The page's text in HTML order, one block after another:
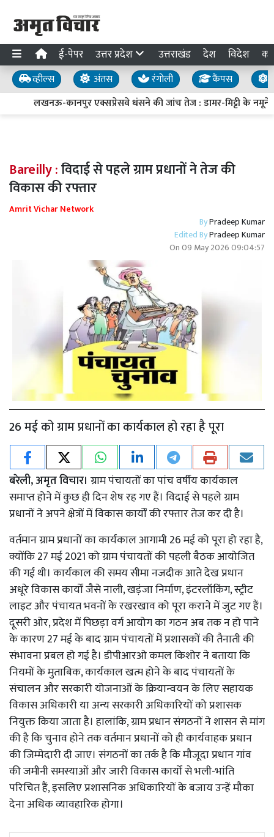
ई-पेपर उत्तर प्रदेश उत्तराखंड देश विदेश
व्हील्स अंतस रंगोली कैंपस
लखनऊ-कानपुर एक्सप्रेसवे धंसने की जांच तेज : डामर-मिट्टी के नमूने
Bareilly :विदाई से पहले ग्राम प्रधानों ने तेज की
विकास की रफ्तार
Amrit Vichar Network
ByPradeep Kumar
Edited ByPradeep Kumar
On09 May 2026 09:04:57
26 मई को ग्राम प्रधानों का कार्यकाल हो रहा है पूरा
बरेली, अमृत विचार। ग्राम पंचायतों का पांच वर्षीय कार्यकाल
समाप्त होने में कुछ ही दिन शेष रह गए हैं। विदाई से पहले ग्राम
प्रधानों ने अपने क्षेत्रों में विकास कार्यों की रफ्तार तेज कर दी है।
वर्तमान ग्राम प्रधानों का कार्यकाल आगामी 26 मई को पूरा हो रहा है,
क्योंकि 27 मई 2021 को ग्राम पंचायतों की पहली बैठक आयोजित
की गई थी। कार्यकाल की समय सीमा नजदीक आते देख प्रधान
अधूरे विकास कार्यों जैसे नाली, खड़ंजा निर्माण, इंटरलॉकिंग, स्ट्रीट
लाइट और पंचायत भवनों के रखरखाव को पूरा कराने में जुट गए हैं।
दूसरी ओर, प्रदेश में पिछड़ा वर्ग आयोग का गठन अब तक न हो पाने
के कारण 27 मई के बाद ग्राम पंचायतों में प्रशासकों की तैनाती की
संभावना प्रबल हो गई है। डीपीआरओ कमल किशोर ने बताया कि
नियमों के मुताबिक, कार्यकाल खत्म होने के बाद पंचायतों के
संचालन और सरकारी योजनाओं के क्रियान्वयन के लिए सहायक
विकास अधिकारी या अन्य सरकारी अधिकारियों को प्रशासक
नियुक्त किया जाता है। हालांकि, ग्राम प्रधान संगठनों ने शासन से मांग
की है कि चुनाव होने तक वर्तमान प्रधानों को ही कार्यवाहक प्रधान
की जिम्मेदारी दी जाए। संगठनों का तर्क है कि मौजूदा प्रधान गांव
की जमीनी समस्याओं और जारी विकास कार्यों से भली-भांति
परिचित हैं, इसलिए प्रशासनिक अधिकारियों के बजाय उन्हें मौका
देना अधिक व्यावहारिक होगा।